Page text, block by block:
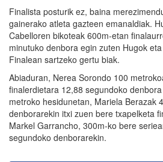
Finalista posturik ez, baina
gainerako atleta gazteen emanaldiak.
Cabelloren bikoteak 600m-etan
minutuko denbora egin zuten Hugok
Finalean sartzeko gertu biak.
Abiaduran, Nerea Sorondo 100
finalerdietara 12,88 segundoko
metroko hesidunetan, Mariela Berazak
denborarekin itxi zuen bere txapelketa
Markel Garrancho, 300m-ko bere
segundoko denborarekin.